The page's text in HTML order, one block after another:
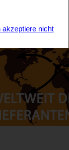
akzeptiere nicht